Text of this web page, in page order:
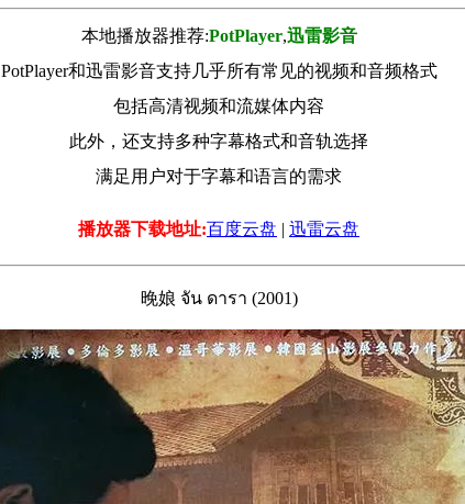
本地播放器推荐:РotРlayer,迅雷影音
PotPlayer和迅雷影音支持几乎所有常见的视频和音频格式
包括高清视频和流媒体内容
此外，还支持多种字幕格式和音轨选择
满足用户对于字幕和语言的需求
播放器下载地址:百度云盘 | 迅雷云盘
晚娘 จัน ดารา (2001)